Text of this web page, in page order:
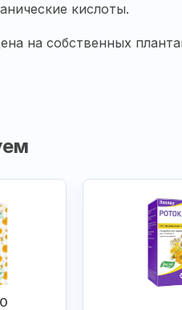
кислоты.
на собственных